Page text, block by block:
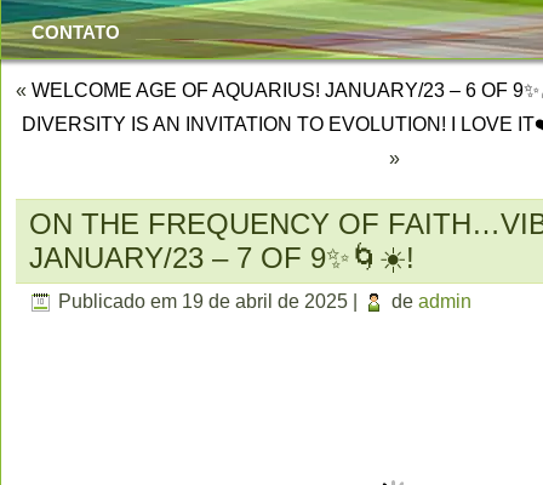
CONTATO
« WELCOME AGE OF AQUARIUS! JANUARY/23 – 6 OF
DIVERSITY IS AN INVITATION TO EVOLUTION! I LOVE
»
ON THE FREQUENCY OF
JANUARY/23 – 7 OF 9✨🌀☀️!
Publicado em 19 de abril de 2025 de admin